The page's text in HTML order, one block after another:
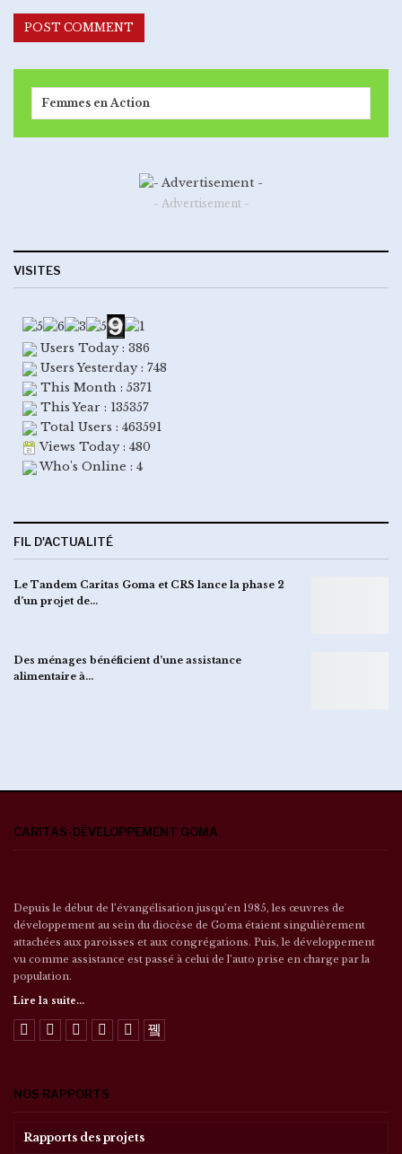
Femmes en Action
- Advertisement -
VISITES
Users Today : 386
Users Yesterday : 748
This Month : 5371
This Year : 135357
Total Users : 463591
Views Today : 480
Who's Online : 4
FIL D'ACTUALITÉ
Le Tandem Caritas Goma et CRS lance la phase 2
d’un projet de…
Des ménages bénéficient d’une assistance
alimentaire à…
CARITAS-DÉVELOPPEMENT GOMA
Depuis le début de l’évangélisation jusqu’en 1985, les œuvres de
développement au sein du diocèse de Goma étaient singulièrement
attachées aux paroisses et aux congrégations. Puis, le développement
vu comme assistance est passé à celui de l’auto prise en charge par la
population.
Lire la suite...
NOS RAPPORTS
Rapports des projets